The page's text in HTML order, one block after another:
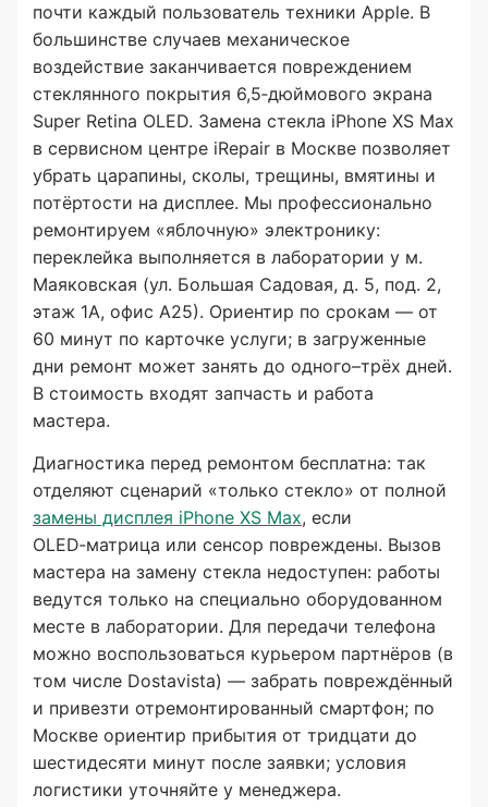
почти каждый пользователь техники Apple. В
большинстве случаев механическое
воздействие заканчивается повреждением
стеклянного покрытия 6,5‑дюймового экрана
Super Retina OLED. Замена стекла iPhone XS Max
в сервисном центре iRepair в Москве позволяет
убрать царапины, сколы, трещины, вмятины и
потёртости на дисплее. Мы профессионально
ремонтируем «яблочную» электронику:
переклейка выполняется в лаборатории у м.
Маяковская (ул. Большая Садовая, д. 5, под. 2,
этаж 1А, офис А25). Ориентир по срокам — от
60 минут по карточке услуги; в загруженные
дни ремонт может занять до одного–трёх дней.
В стоимость входят запчасть и работа
мастера.
Диагностика перед ремонтом бесплатна: так
отделяют сценарий «только стекло» от полной
замены дисплея iPhone XS Max, если
OLED‑матрица или сенсор повреждены. Вызов
мастера на замену стекла недоступен: работы
ведутся только на специально оборудованном
месте в лаборатории. Для передачи телефона
можно воспользоваться курьером партнёров (в
том числе Dostavista) — забрать повреждённый
и привезти отремонтированный смартфон; по
Москве ориентир прибытия от тридцати до
шестидесяти минут после заявки; условия
логистики уточняйте у менеджера.